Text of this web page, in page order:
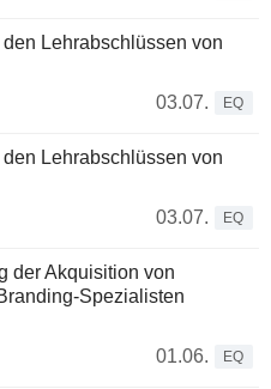
Lehrabschlüssen von
03.07.
EQ
Lehrabschlüssen von
03.07.
EQ
der Akquisition von
Spezialisten
01.06.
EQ